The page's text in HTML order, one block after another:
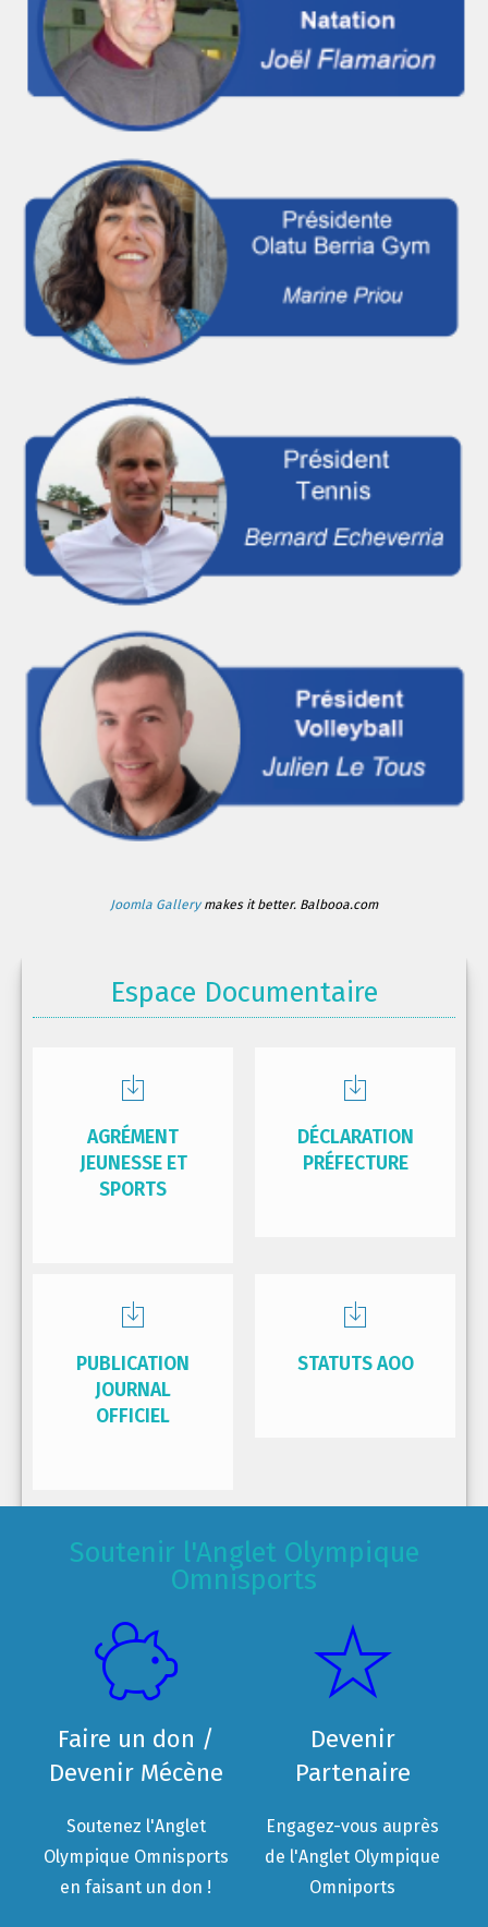
Joomla Gallerymakes it better. Balbooa.com
Espace Documentaire
AGRÉMENT
JEUNESSE ET
SPORTS
DÉCLARATION
PRÉFECTURE
PUBLICATION
JOURNAL
OFFICIEL
STATUTS AOO
Soutenir l'Anglet Olympique
Omnisports
Faire un don /
Devenir Mécène
Soutenez l'Anglet
Olympique Omnisports
en faisant un don !
Devenir
Partenaire
Engagez-vous auprès
de l'Anglet Olympique
Omniports